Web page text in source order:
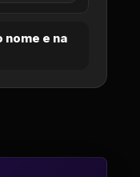
e na